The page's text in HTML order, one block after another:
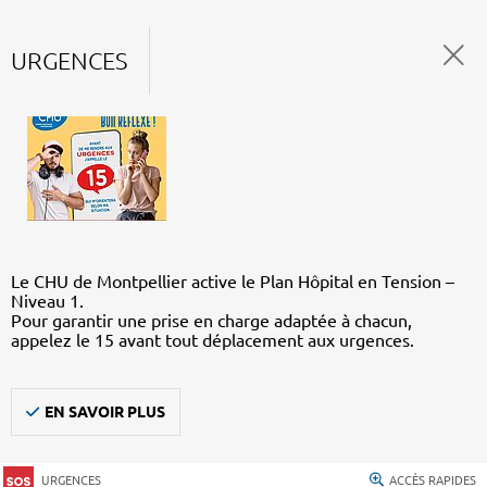
URGENCES
Le CHU de Montpellier active le Plan Hôpital en Tension –
Niveau 1.
Pour garantir une prise en charge adaptée à chacun,
appelez le 15 avant tout déplacement aux urgences.
EN SAVOIR PLUS
URGENCES ACCÈS RAPIDES